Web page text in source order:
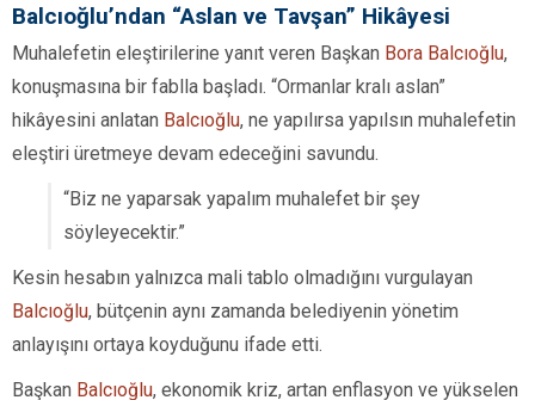
Balcıoğlu’ndan “Aslan ve Tavşan” Hikâyesi
Muhalefetin eleştirilerine yanıt veren Başkan Bora Balcıoğlu,
konuşmasına bir fablla başladı. “Ormanlar kralı aslan”
hikâyesini anlatan Balcıoğlu, ne yapılırsa yapılsın muhalefetin
eleştiri üretmeye devam edeceğini savundu.
“Biz ne yaparsak yapalım muhalefet bir şey
söyleyecektir.”
Kesin hesabın yalnızca mali tablo olmadığını vurgulayan
Balcıoğlu, bütçenin aynı zamanda belediyenin yönetim
anlayışını ortaya koyduğunu ifade etti.
Başkan Balcıoğlu, ekonomik kriz, artan enflasyon ve yükselen